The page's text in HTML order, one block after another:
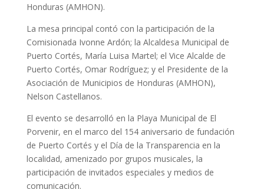
Honduras (AMHON).
La mesa principal contó con la participación de la
Comisionada Ivonne Ardón; la Alcaldesa Municipal de
Puerto Cortés, María Luisa Martel; el Vice Alcalde de
Puerto Cortés, Omar Rodríguez; y el Presidente de la
Asociación de Municipios de Honduras (AMHON),
Nelson Castellanos.
El evento se desarrolló en la Playa Municipal de El
Porvenir, en el marco del 154 aniversario de fundación
de Puerto Cortés y el Día de la Transparencia en la
localidad, amenizado por grupos musicales, la
participación de invitados especiales y medios de
comunicación.